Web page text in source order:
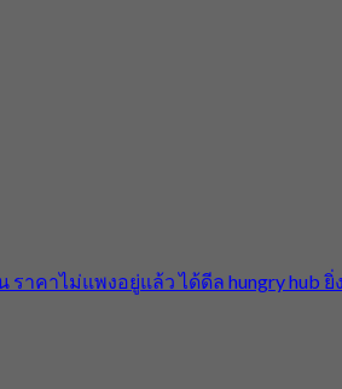
าคาไม่แพงอยู่แล้ว ได้ดีล hungry hub ยิ่